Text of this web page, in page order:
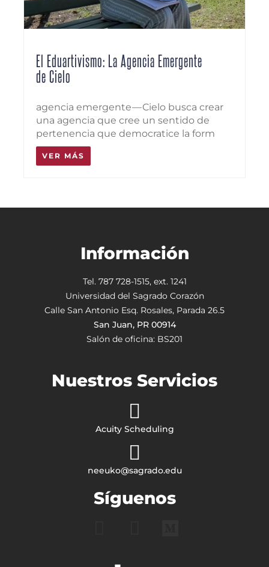
El Eduartivismo: La Agencia Emergente
de Cielo
agencia emergente — Cielo busca crear
una agencia que cree un sentido de
pertenencia que democratice la form
VER MÁS
Información
Tel. 787 728-1515, ext. 1241
Universidad del Sagrado Corazón
Calle San Antonio Esq. Rosales, Parada 26.5
San Juan, PR 00914
Salón de oficina: BS201
Nuestros Servicios
Acuity Scheduling
neeuko@sagrado.edu
Síguenos